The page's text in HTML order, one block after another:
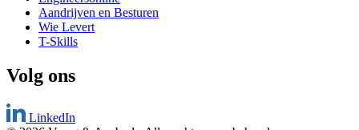
Aandrijven en Besturen
Wie Levert
T-Skills
Volg ons
LinkedIn